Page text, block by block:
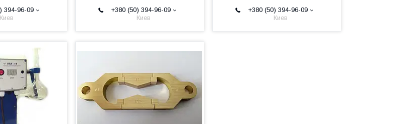
394-96-09
Киев
+380 (50) 394-96-09
Киев
+380 (50) 394-96-09
Киев